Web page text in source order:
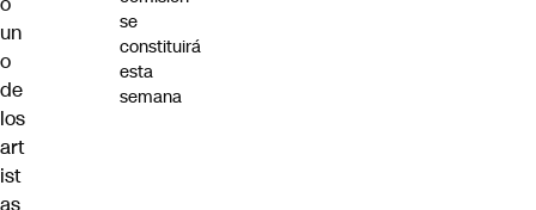
un
o
de
los
art
ist
as
se
constituirá
esta
semana